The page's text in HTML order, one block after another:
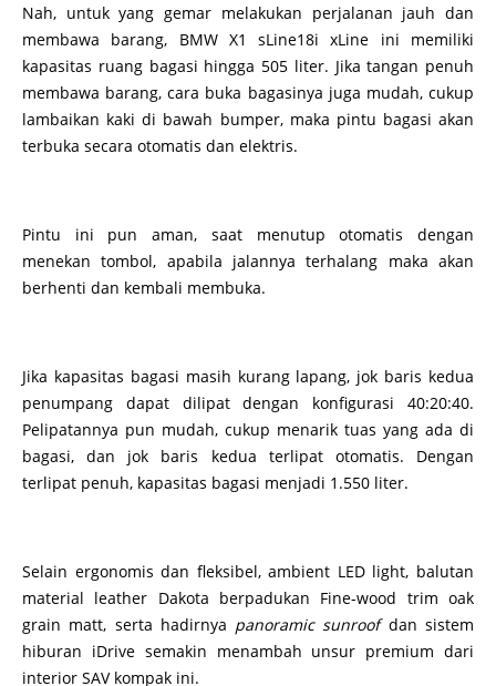
Nah, untuk yang gemar melakukan perjalanan jauh dan
membawa barang, BMW X1 sLine18i xLine ini memiliki
kapasitas ruang bagasi hingga 505 liter. Jika tangan penuh
membawa barang, cara buka bagasinya juga mudah, cukup
lambaikan kaki di bawah bumper, maka pintu bagasi akan
terbuka secara otomatis dan elektris.
Pintu ini pun aman, saat menutup otomatis dengan
menekan tombol, apabila jalannya terhalang maka akan
berhenti dan kembali membuka.
Jika kapasitas bagasi masih kurang lapang, jok baris kedua
penumpang dapat dilipat dengan konfigurasi 40:20:40.
Pelipatannya pun mudah, cukup menarik tuas yang ada di
bagasi, dan jok baris kedua terlipat otomatis. Dengan
terlipat penuh, kapasitas bagasi menjadi 1.550 liter.
Selain ergonomis dan fleksibel, ambient LED light, balutan
material leather Dakota berpadukan Fine-wood trim oak
grain matt, serta hadirnya panoramic sunroof dan sistem
hiburan iDrive semakin menambah unsur premium dari
interior SAV kompak ini.